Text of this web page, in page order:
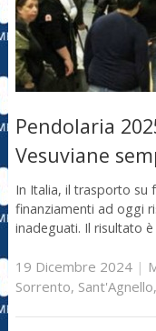
Pendolaria
Vesuviane
In Italia, il trasporto su
finanziamenti ad oggi
inadeguati. Il risultato
19 Dicembre 2024|
Sorrento, Sant'Agnello,